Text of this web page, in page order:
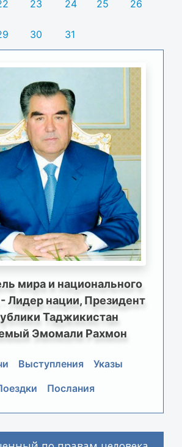
23 24 25 26
30 31
мира и национального
Лидер нации, Президент
Таджикистан
Эмомали Рахмон
Выступления
Указы
Послания